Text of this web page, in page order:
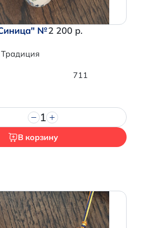
№2 200 р.
711
1
В корзину